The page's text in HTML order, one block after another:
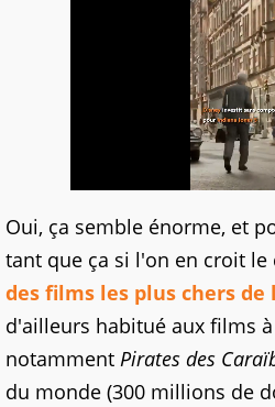
Oui, ça semble énorme, et
tant que ça si l'on en croit le
des films les plus chers
d'ailleurs habitué aux films
notamment Pirates des
du monde (300 millions de